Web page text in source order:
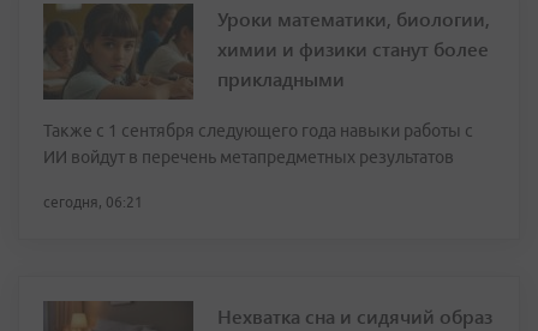
Уроки математики, биологии,
химии и физики станут более
прикладными
Также с 1 сентября следующего года навыки работы с
ИИ войдут в перечень метапредметных результатов
сегодня, 06:21
Нехватка сна и сидячий образ